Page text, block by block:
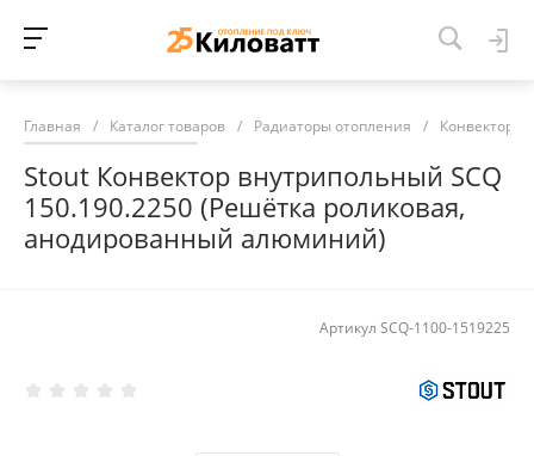
Главная / Каталог товаров / Радиаторы отопления / Конвекторы
Stout Конвектор внутрипольный SCQ
150.190.2250 (Решётка роликовая,
анодированный алюминий)
Артикул SCQ-1100-1519225